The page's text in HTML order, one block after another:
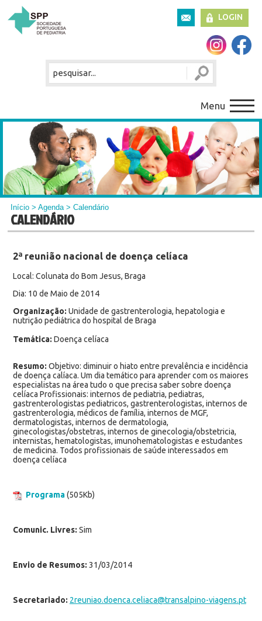
LOGIN
Menu
Início >Agenda> Calendário
CALENDÁRIO
2ª reunião nacional de doença celíaca
Local: Colunata do Bom Jesus, Braga
Dia: 10 de Maio de 2014
Organização: Unidade de gastrenterologia, hepatologia e
nutrição pediátrica do hospital de Braga
Temática: Doença celíaca
Resumo: Objetivo: diminuir o hiato entre prevalência e incidência
de doença calíaca. Um dia temático para aprender com os maiores
especialistas na área tudo o que precisa saber sobre doença
celíaca Profissionais: internos de pediatria, pediatras,
gastrenterologistas pediatricos, gastrenterologistas, internos de
gastrenterologia, médicos de família, internos de MGF,
dermatologistas, internos de dermatologia,
ginecologistas/obstetras, internos de ginecologia/obstetricia,
internistas, hematologistas, imunohematologistas e estudantes
de medicina. Todos profissionais de saúde interessados em
doença celíaca
Programa(505Kb)
Comunic. Livres: Sim
Envio de Resumos: 31/03/2014
Secretariado: 2reuniao.doenca.celiaca@transalpino-viagens.pt